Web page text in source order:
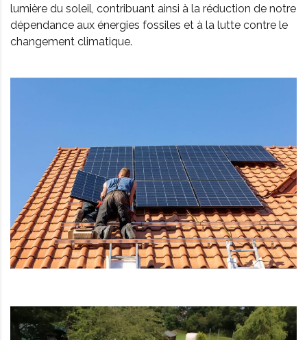
lumière du soleil, contribuant ainsi à la réduction de notre
dépendance aux énergies fossiles et à la lutte contre le
changement climatique.